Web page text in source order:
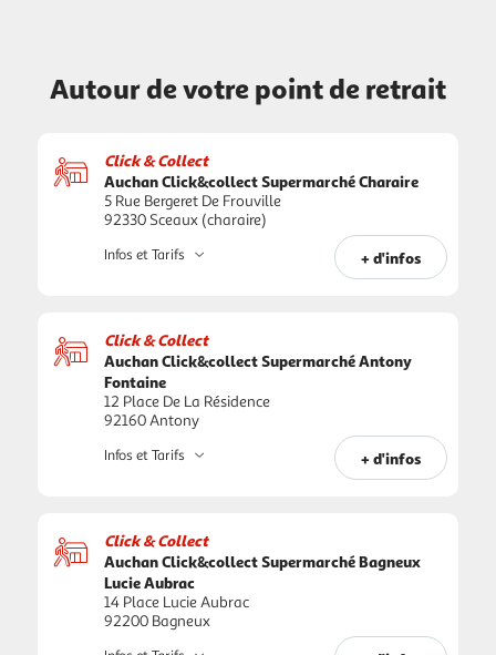
Autour de votre point de retrait
Click & Collect
Auchan Click&collect Supermarché Charaire
5 Rue Bergeret De Frouville
92330 Sceaux (charaire)
+ d'infos
Infos et Tarifs
Click & Collect
Auchan Click&collect Supermarché Antony
Fontaine
12 Place De La Résidence
92160 Antony
+ d'infos
Infos et Tarifs
Click & Collect
Auchan Click&collect Supermarché Bagneux
Lucie Aubrac
14 Place Lucie Aubrac
92200 Bagneux